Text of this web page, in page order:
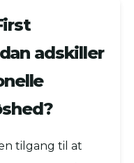
adskiller
tilgang til at